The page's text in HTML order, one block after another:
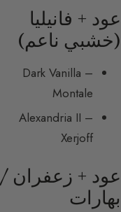
عود + فانيليا
(خشبي ناعم)
Dark Vanilla –
Montale
Alexandria II –
Xerjoff
عود + زعفران /
بهارات